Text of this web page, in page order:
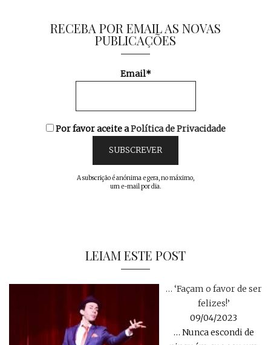
RECEBA POR EMAIL AS NOVAS
PUBLICAÇÕES
Email*
Por favor aceite aPolítica de Privacidade
A subscrição é anónima e gera, no máximo,
um e-mail por dia.
LEIAM ESTE POST
… ‘Façam o favor de ser
felizes!’
09/04/2023
… Nunca escondi de